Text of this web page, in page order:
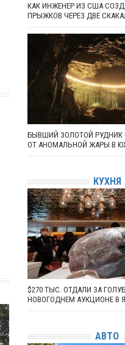
КАК ИНЖЕНЕР ИЗ США
ПРЫЖКОВ ЧЕРЕЗ ДВЕ
БЫВШИЙ ЗОЛОТОЙ РУДНИК
ОТ АНОМАЛЬНОЙ ЖАРЫ В
КУХНЯ
$270 ТЫС. ОТДАЛИ ЗА
НОВОГОДНЕМ АУКЦИОНЕ В
АВТО